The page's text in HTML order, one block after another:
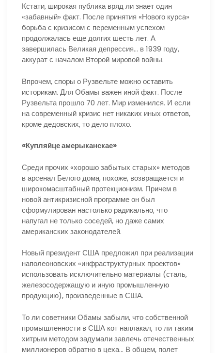
Кстати, широкая публика вряд ли знает один
«забавный» факт. После принятия «Нового курса»
борьба с кризисом с переменным успехом
продолжалась еще долгих шесть лет. А
завершилась Великая депрессия… в 1939 году,
аккурат с началом Второй мировой войны.
Впрочем, споры о Рузвельте можно оставить
историкам. Для Обамы важен иной факт. После
Рузвельта прошло 70 лет. Мир изменился. И если
на современный кризис нет никаких иных ответов,
кроме дедовских, то дело плохо.
«Купляйце амерыканскае»
Среди прочих «хорошо забытых старых» методов
в арсенал Белого дома, похоже, возвращается и
широкомасштабный протекционизм. Причем в
новой антикризисной программе он был
сформулирован настолько радикально, что
напугал не только соседей, но даже самих
американских законодателей.
Новый президент США предложил при реализации
наполеоновских «инфраструктурных проектов»
использовать исключительно материалы (сталь,
железосодержащую и иную промышленную
продукцию), произведенные в США.
То ли советники Обамы забыли, что собственной
промышленности в США кот наплакал, то ли таким
хитрым методом задумали завлечь отечественных
миллионеров обратно в цеха… В общем, полет